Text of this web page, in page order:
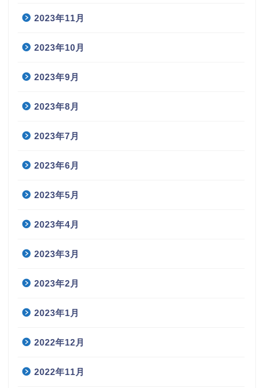
2023年11月
2023年10月
2023年9月
2023年8月
2023年7月
2023年6月
2023年5月
2023年4月
2023年3月
2023年2月
2023年1月
2022年12月
2022年11月